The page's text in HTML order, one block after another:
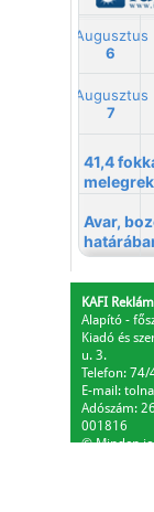
KAFI
Alapító -
Kiadó és
u. 3.
Telefon:
E-mail:
Adószám:
001816
© Minden